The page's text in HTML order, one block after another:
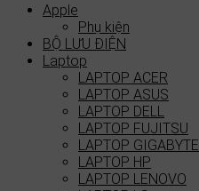
Apple
Phụ kiện
BỘ LƯU ĐIỆN
Laptop
LAPTOP ACER
LAPTOP ASUS
LAPTOP DELL
LAPTOP FUJITSU
LAPTOP GIGABYTE
LAPTOP HP
LAPTOP LENOVO